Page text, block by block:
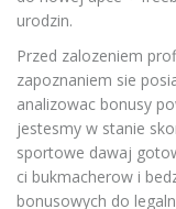
urodzin.
Przed zalozeniem
zapoznaniem sie
analizowac bonusy
jestesmy w stanie
sportowe dawaj
ci bukmacherow i
bonusowych do